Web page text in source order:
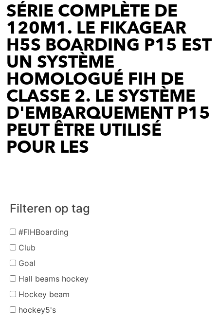
SÉRIE COMPLÈTE DE
120M1. LE FIKAGEAR
H5S BOARDING P15 EST
UN SYSTÈME
HOMOLOGUÉ FIH DE
CLASSE 2. LE SYSTÈME
D'EMBARQUEMENT P15
PEUT ÊTRE UTILISÉ
POUR LES
Filteren op tag
#FIHBoarding
Club
Goal
Hall beams hockey
Hockey beam
hockey5's